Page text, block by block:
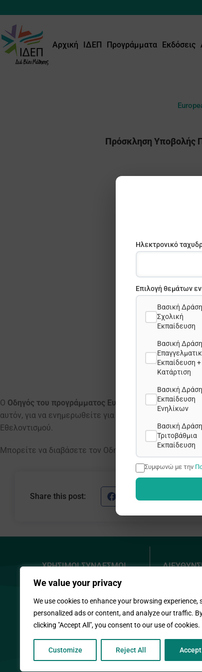
We value your privacy
We use cookies to enhance your browsing experience,
personalized ads or content, and analyze our traffic.
clicking "Accept All", you consent to our use of cookies.
Customize Reject All Accept
Αρχική ΙΔΕΠ Προγράμματα Εκδόσεις
Πρόσκληση Υποβολής
Ο Οδηγός του προγράμματος Ευρωπαϊκό Σώμα
αυτόν, για να ενημερωθείτε για τις ευκαιρίες που
Εθελοντισμού.
Μπορείτε να διαβάσετε τον Οδηγό
Share this post: Facebook
ΧΡΗΣΙΜΟΙ ΣΥΝΔΕΣΜΟΙ
Πολιτική Απορρήτου
Πολιτική Cookies
Χάρτης Ιστοτόπου
Θέσεις εργασίας
1090
+357
Ηλεκτρονικό
Επιλογή θεμάτων
Βασική
Σχολική
Εκπαίδευση
Βασική
Εκπαίδευση +
Κατάρτιση
Βασική
Εκπαίδευση
Ενηλίκων
Βασική
Τριτοβάθμια
Εκπαίδευση
Συμφωνώ με την